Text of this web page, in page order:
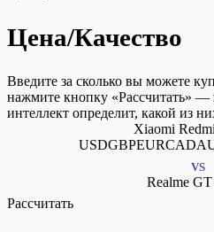
Цена/Качество
Введите за сколько вы можете
нажмите кнопку «Рассчитать»
интеллект определит, какой из
Xiaomi
VS
Realme
Рассчитать